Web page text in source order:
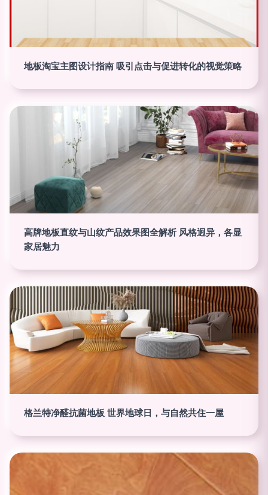
地板淘宝主图设计指南 吸引点击与促进转化的视觉策略
高牌地板直纹与山纹产品效果图全解析 风格迥异，各显
家居魅力
格兰特净醛抗菌地板 世界地球日，与自然共住一屋